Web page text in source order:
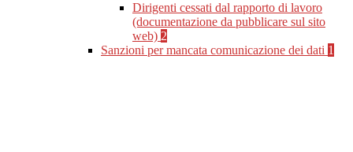
Dirigenti cessati dal rapporto di lavoro
(documentazione da pubblicare sul sito
web) 2
Sanzioni per mancata comunicazione dei dati 1